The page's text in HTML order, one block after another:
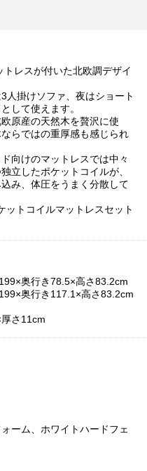
レスが付いた北欧調デザイ
人掛けソファ、夜はショート
して使えます。
原産の天然木を贅沢に使
らではの重厚感も感じられ
向けのマットレスでは中々
立したポケットコイルが、
み、体圧をうまく分散して
トコイルマットレスセット
奥行き78.5×高さ83.2cm
奥行き117.1×高さ83.2cm
さ11cm
ーム、ホワイトハードフェ